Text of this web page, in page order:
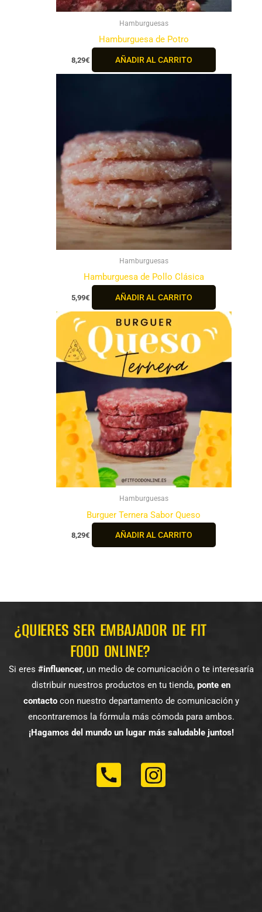
Hamburguesas
Hamburguesa de Potro
8,29€ AÑADIR AL CARRITO
Hamburguesas
Hamburguesa de Pollo Clásica
5,99€ AÑADIR AL CARRITO
Hamburguesas
Burguer Ternera Sabor Queso
8,29€ AÑADIR AL CARRITO
¿QUIERES SER EMBAJADOR DE FIT
FOOD ONLINE?
Si eres #influencer, un medio de comunicación o te interesaría
distribuir nuestros productos en tu tienda, ponte en
contactocon nuestro departamento de comunicación y
encontraremos la fórmula más cómoda para ambos.
¡Hagamos del mundo un lugar más saludable juntos!